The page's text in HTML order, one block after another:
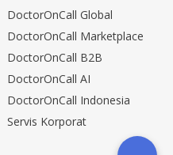
DoctorOnCall Global
DoctorOnCall Marketplace
DoctorOnCall B2B
DoctorOnCall AI
DoctorOnCall Indonesia
Servis Korporat